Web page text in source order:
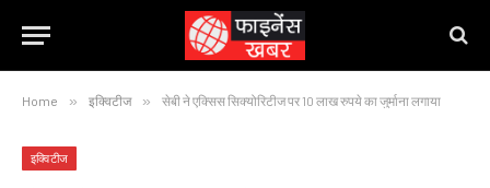
Home » इक्विटीज » सेबी ने एक्सिस सिक्योरिटीज पर 10 लाख रुपये का जुर्माना लगाया
इक्विटीज